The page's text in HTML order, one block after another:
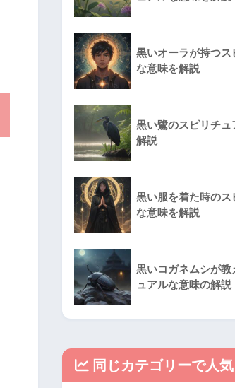
黒いオーラが持つス
な意味を解説
黒い鷺のスピリチュ
解説
黒い服を着た時のス
な意味を解説
黒いコガネムシが教
ュアルな意味の解説
同じカテゴリーで人気